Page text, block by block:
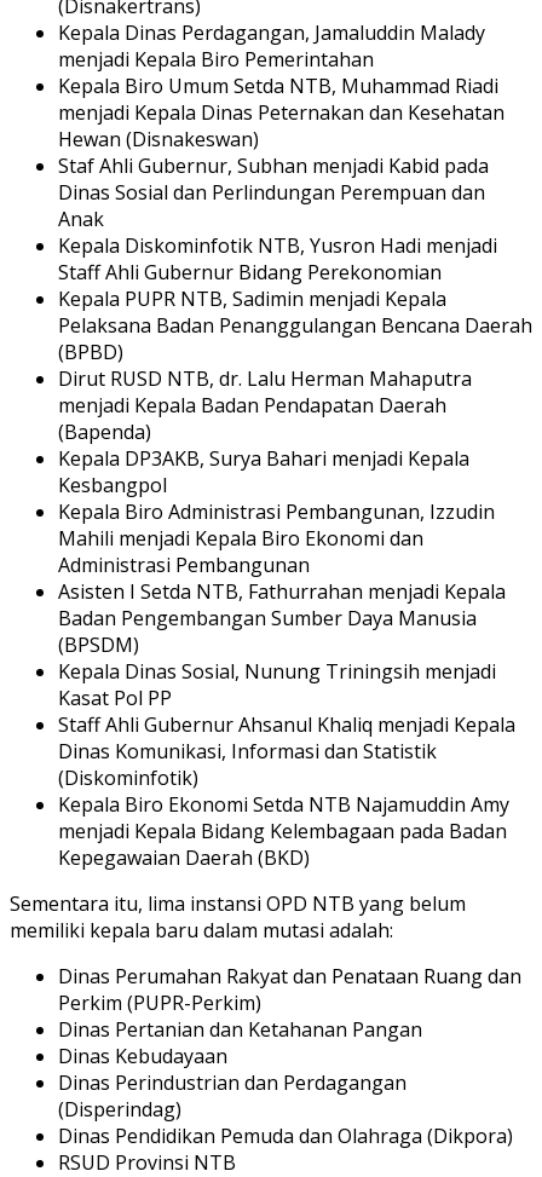
(Disnakertrans)
Kepala Dinas Perdagangan, Jamaluddin Malady
menjadi Kepala Biro Pemerintahan
Kepala Biro Umum Setda NTB, Muhammad Riadi
menjadi Kepala Dinas Peternakan dan Kesehatan
Hewan (Disnakeswan)
Staf Ahli Gubernur, Subhan menjadi Kabid pada
Dinas Sosial dan Perlindungan Perempuan dan
Anak
Kepala Diskominfotik NTB, Yusron Hadi menjadi
Staff Ahli Gubernur Bidang Perekonomian
Kepala PUPR NTB, Sadimin menjadi Kepala
Pelaksana Badan Penanggulangan Bencana Daerah
(BPBD)
Dirut RUSD NTB, dr. Lalu Herman Mahaputra
menjadi Kepala Badan Pendapatan Daerah
(Bapenda)
Kepala DP3AKB, Surya Bahari menjadi Kepala
Kesbangpol
Kepala Biro Administrasi Pembangunan, Izzudin
Mahili menjadi Kepala Biro Ekonomi dan
Administrasi Pembangunan
Asisten I Setda NTB, Fathurrahan menjadi Kepala
Badan Pengembangan Sumber Daya Manusia
(BPSDM)
Kepala Dinas Sosial, Nunung Triningsih menjadi
Kasat Pol PP
Staff Ahli Gubernur Ahsanul Khaliq menjadi Kepala
Dinas Komunikasi, Informasi dan Statistik
(Diskominfotik)
Kepala Biro Ekonomi Setda NTB Najamuddin Amy
menjadi Kepala Bidang Kelembagaan pada Badan
Kepegawaian Daerah (BKD)
Sementara itu, lima instansi OPD NTB yang belum
memiliki kepala baru dalam mutasi adalah:
Dinas Perumahan Rakyat dan Penataan Ruang dan
Perkim (PUPR-Perkim)
Dinas Pertanian dan Ketahanan Pangan
Dinas Kebudayaan
Dinas Perindustrian dan Perdagangan
(Disperindag)
Dinas Pendidikan Pemuda dan Olahraga (Dikpora)
RSUD Provinsi NTB